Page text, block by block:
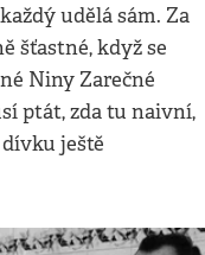
udělá sám. Za
šťastné, když se
Niny Zarečné
ptát, zda tu naivní,
ještě